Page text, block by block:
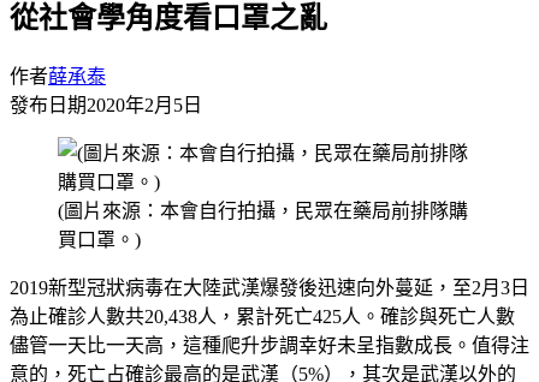
從社會學角度看口罩之亂
作者薛承泰
發布日期2020年2月5日
(圖片來源：本會自行拍攝，民眾在藥局前排隊購
買口罩。)
2019新型冠狀病毒在大陸武漢爆發後迅速向外蔓延，至2月3日
為止確診人數共20,438人，累計死亡425人。確診與死亡人數
儘管一天比一天高，這種爬升步調幸好未呈指數成長。值得注
意的，死亡占確診最高的是武漢（5%），其次是武漢以外的